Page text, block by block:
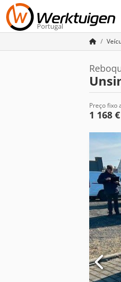
Portugal
Preço fixo
1 168 €